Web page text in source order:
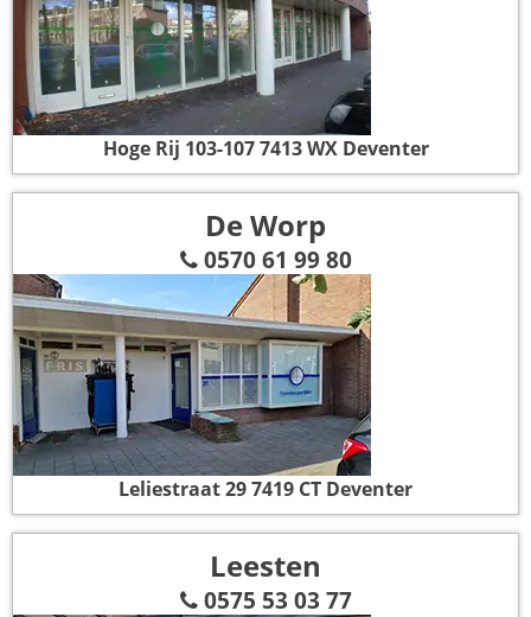
Hoge Rij 103-1077413 WX Deventer
De Worp
0570 61 99 80
Leliestraat 297419 CT Deventer
Leesten
0575 53 03 77